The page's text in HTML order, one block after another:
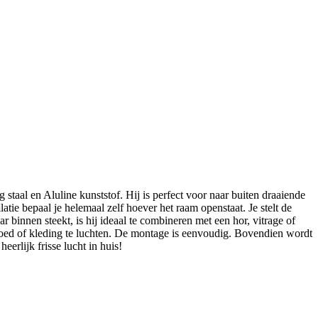
en Aluline kunststof. Hij is perfect voor naar buiten draaiende
bepaal je helemaal zelf hoever het raam openstaat. Je stelt de
binnen steekt, is hij ideaal te combineren met een hor, vitrage of
of kleding te luchten. De montage is eenvoudig. Bovendien wordt
frisse lucht in huis!